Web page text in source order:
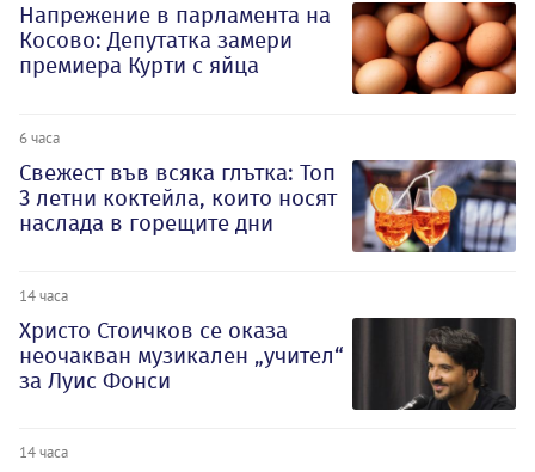
Напрежение в парламента на
Косово: Депутатка замери
премиера Курти с яйца
6 часа
Свежест във всяка глътка: Топ
3 летни коктейла, които носят
наслада в горещите дни
14 часа
Христо Стоичков се оказа
неочакван музикален „учител“
за Луис Фонси
14 часа